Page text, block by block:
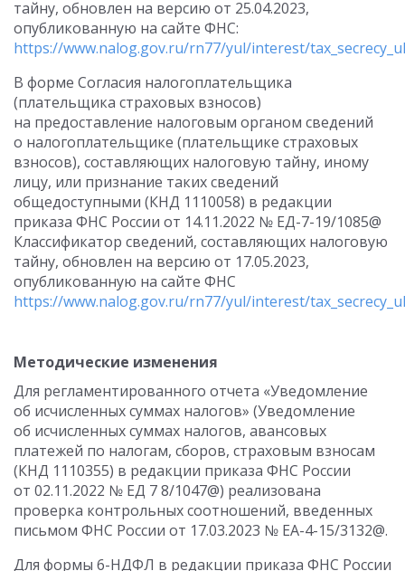
тайну, обновлен на версию от 25.04.2023,
опубликованную на сайте ФНС:
https://www.nalog.gov.ru/rn77/yul/interest/
В форме Согласия налогоплательщика
(плательщика страховых взносов)
на предоставление налоговым органом сведений
о налогоплательщике (плательщике страховых
взносов), составляющих налоговую тайну, иному
лицу, или признание таких сведений
общедоступными (КНД 1110058) в редакции
приказа ФНС России от 14.11.2022 № ЕД-7-19/1085@
Классификатор сведений, составляющих налоговую
тайну, обновлен на версию от 17.05.2023,
опубликованную на сайте ФНС
https://www.nalog.gov.ru/rn77/yul/interest/
Методические изменения
Для регламентированного отчета «Уведомление
об исчисленных суммах налогов» (Уведомление
об исчисленных суммах налогов, авансовых
платежей по налогам, сборов, страховым взносам
(КНД 1110355) в редакции приказа ФНС России
от 02.11.2022 № ЕД 7 8/1047@) реализована
проверка контрольных соотношений, введенных
письмом ФНС России от 17.03.2023 № ЕА-4-15/3132@.
Для формы 6-НДФЛ в редакции приказа ФНС России